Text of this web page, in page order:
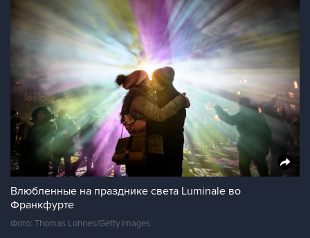
Влюбленные на празднике света Luminale во
Франкфурте
Фото: Thomas Lohnes/Getty Images